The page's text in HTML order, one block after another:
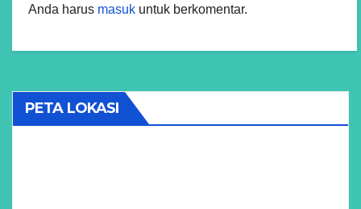
Anda harus masuk untuk berkomentar.
PETA LOKASI